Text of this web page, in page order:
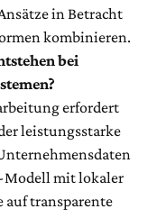
in Betracht
kombinieren.
bei
erfordert
leistungsstarke
Modell mit lokaler
auf transparente